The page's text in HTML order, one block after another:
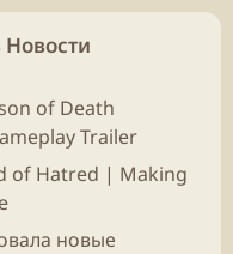
of Death
Trailer
of Hatred | Making
новые